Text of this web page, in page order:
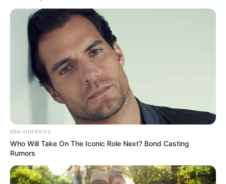
BRAINBERRIES
Who Will Take On The Iconic Role Next? Bond Casting
Rumors